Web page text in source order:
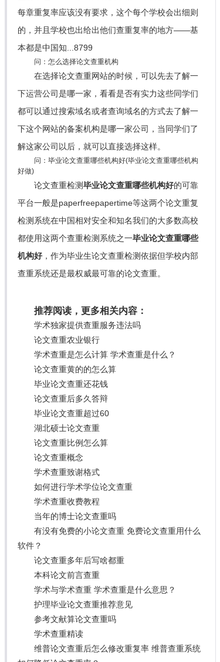
每章重复率应该没有要求，这个每个学校会出细则
的，并且学校也出给出他们查重复率的地方——基
本都是中国知...8799
问：怎么选择论文查重机构
在选择论文查重网站的时候，可以先去了解一
下运营公司是哪一家，看看是否有实力这些同学们
都可以通过搜索域名或者查询域名的方式去了解一
下这个网站的备案机构是哪一家公司，当同学们了
解这家公司以后，就可以直接选择这样。
问：毕业论文查重哪些机构好(毕业论文查重哪些机构
好做)
论文查重检测毕业论文查重哪些机构好的可靠
平台一般是paperfreepapertime等这两个论文重复
检测系统在中国相对安全和知名我们的大多数高校
都使用这两个查重检测系统之一毕业论文查重哪些
机构好，作为毕业生论文查重检测依据但学校内部
查重系统还是最权威最可靠的论文查重。
推荐阅读，更多相关内容：
学术独家提供查重服务违法吗
论文查重农业银行
学术查重是怎么计算 学术查重是什么？
论文查重黄的的怎么算
毕业论文查重还花钱
论文查重后多久答辩
毕业论文查重超过60
湖北硕士论文查重
论文查重比例怎么算
论文查重概念
学术查重致谢格式
如何进行学术学位论文查重
学术查重收费教程
当年的博士论文查重吗
有没有免费的小论文查重 免费论文查重用什么
软件？
论文查重多年后写啥都重
本科论文前言查重
学术与学术查重 学术查重是什么意思？
护理毕业论文查重推荐意见
参考文献算论文查重吗
学术查重精读
维普论文查重后怎么修改重复率 维普查重系统